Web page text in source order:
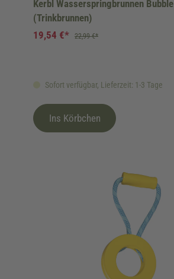
Kerbl Wasserspringbrunnen Bubble
(Trinkbrunnen)
Sofort verfügbar, Lieferzeit: 1-3 Tage
19,54 €* 22,99 €*
Ins Körbchen